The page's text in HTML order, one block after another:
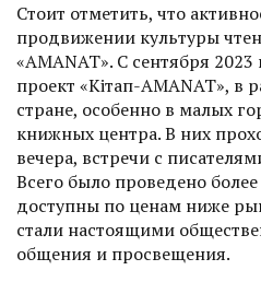
Стоит отметить, что
продвижении культуры
«AMANAT». С сентября 2023
проект «Кітап-AMANAT», в
стране, особенно в малых
книжных центра. В них
вечера, встречи с
Всего было проведено
доступны по ценам ниже
стали настоящими
общения и просвещения.